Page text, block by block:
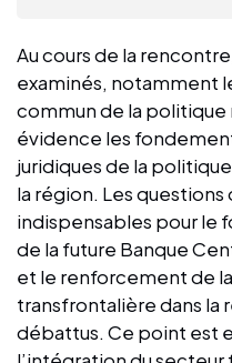
Au cours de la
examinés, notamment
commun de la
évidence les
juridiques de la
la région. Les
indispensables pour le
de la future Banque
et le renforcement de
transfrontalière dans
débattus. Ce point est